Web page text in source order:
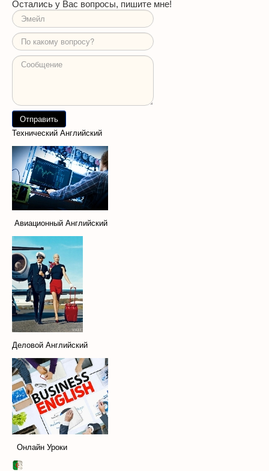
Остались у Вас вопросы, пишите мне!
Технический Английский
Авиационный Английский
Деловой Английский
Онлайн Уроки